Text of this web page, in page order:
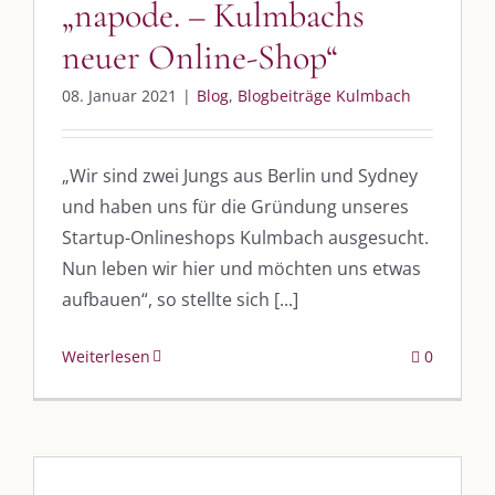
„napode. – Kulmbachs
neuer Online-Shop“
08. Januar 2021 | Blog, Blogbeiträge Kulmbach
„Wir sind zwei Jungs aus Berlin und Sydney
und haben uns für die Gründung unseres
Startup-Onlineshops Kulmbach ausgesucht.
Nun leben wir hier und möchten uns etwas
aufbauen“, so stellte sich [...]
Weiterlesen 0